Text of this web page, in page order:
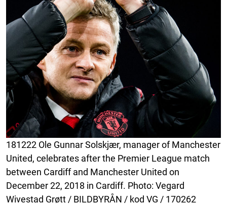
181222 Ole Gunnar Solskjær, manager of Manchester
United, celebrates after the Premier League match
between Cardiff and Manchester United on
December 22, 2018 in Cardiff. Photo: Vegard
Wivestad Grøtt / BILDBYRÅN / kod VG / 170262